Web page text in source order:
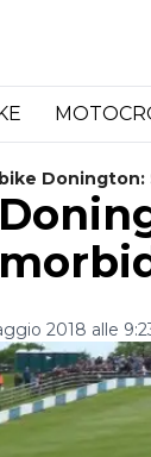
Donington:
2018 alle